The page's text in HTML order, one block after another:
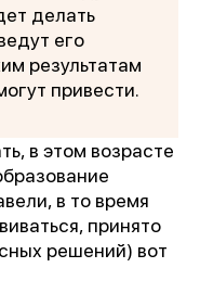
делать
его
результатам
привести.
в этом возрасте
в то время
принято
решений) вот